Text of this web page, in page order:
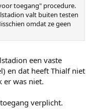
toegang" procedure.
valt buiten testen
omdat ze geen
een vaste
en dat heeft Thialf niet
er was niet.
verplicht.